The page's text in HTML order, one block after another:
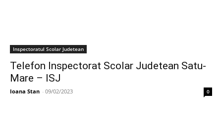
Inspectoratul Scolar Judetean
Telefon Inspectorat Scolar Judetean Satu-
Mare – ISJ
Ioana Stan - 09/02/2023 0